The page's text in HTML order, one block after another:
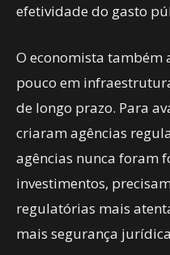
efetividade do gasto
O economista também
pouco em
de longo prazo. Para
criaram agências
agências nunca foram
investimentos,
regulatórias mais
mais segurança